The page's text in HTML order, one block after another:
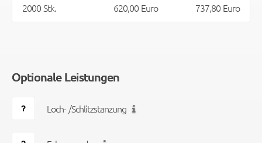
2000 Stk.
620,00 Euro 737,80 Euro
Optionale Leistungen
Loch- /Schlitzstanzung